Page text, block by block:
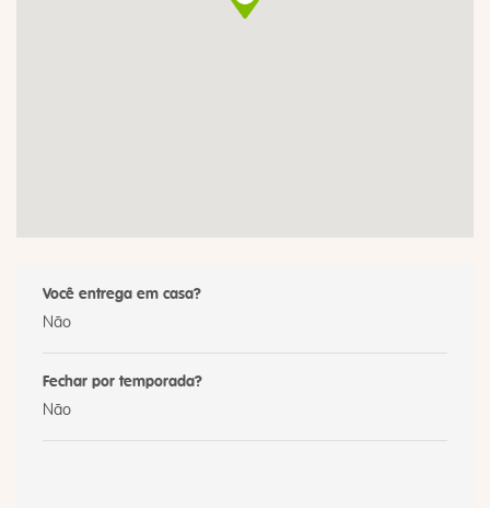
Você entrega em casa?
Não
Fechar por temporada?
Não